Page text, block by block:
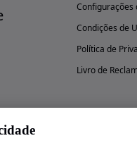
Configurações
Condições de
Política de
Livro de